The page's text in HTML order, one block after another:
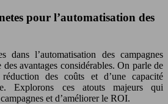
pour l’automatisation des
dans l’automatisation des campagnes
avantages considérables. On parle de
des coûts et d’une capacité
Explorons ces atouts majeurs qui
et d’améliorer le ROI.